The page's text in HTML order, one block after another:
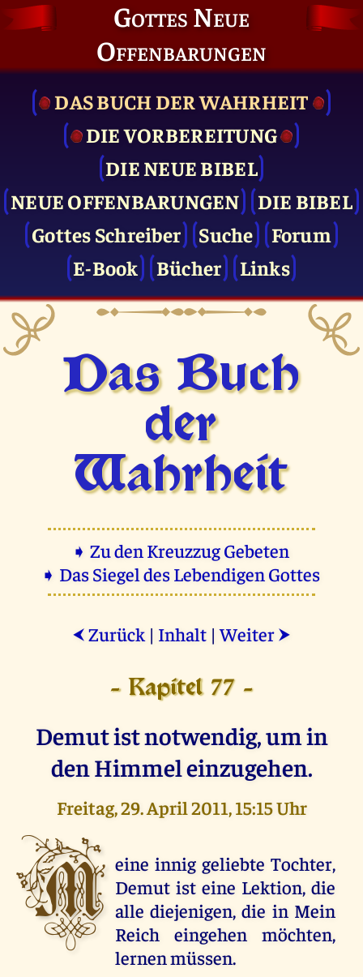
Gottes Neue
Offenbarungen
DAS BUCH DER WAHRHEIT
DIE VOR­BEREITUNG
DIE NEUE BIBEL
NEUE OFFENBARUNGEN
DIE BIBEL
Gottes Schreiber
Suche
Forum
E-Book
Bücher Links
Das Buch
der
Wahrheit
➧ Zu den Kreuzzug Gebeten
➧ Das Siegel des Lebendigen Gottes
⮜ Zurück | Inhalt |Weiter ⮞
- Kapitel 77 -
Demut ist notwendig, um in
den Himmel einzugehen.
Freitag, 29. April 2011, 15:15 Uhr
M eine innig geliebte Tochter,
Demut ist eine Lektion, die
alle diejenigen, die in Mein
Reich eingehen möchten,
lernen müssen.